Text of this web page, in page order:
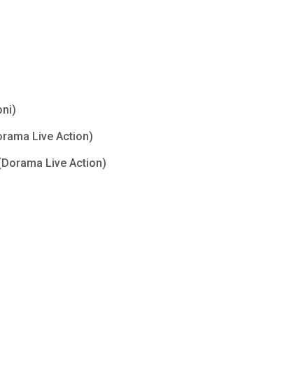
Live Action)
Live Action)